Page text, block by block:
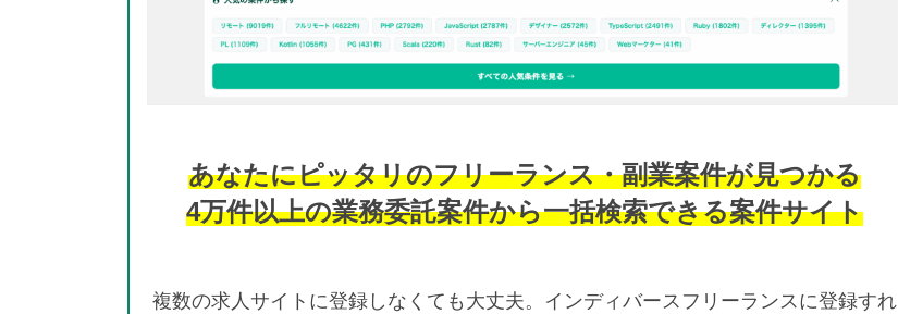
あなたにピッタリのフリーランス・副業案件が見つかる
4万件以上の業務委託案件から一括検索できる案件サイト
複数の求人サイトに登録しなくても大丈夫。インディバースフリーランスに登録すれ